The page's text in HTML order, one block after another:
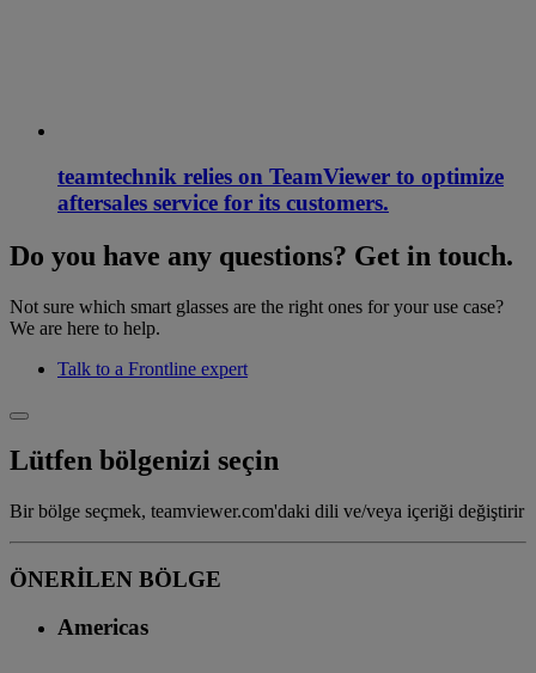
teamtechnik relies on TeamViewer to optimize
aftersales service for its customers.
Do you have any questions? Get in touch.
Not sure which smart glasses are the right ones for your use case?
We are here to help.
Talk to a Frontline expert
Lütfen bölgenizi seçin
Bir bölge seçmek, teamviewer.com'daki dili ve/veya içeriği değiştirir
ÖNERİLEN BÖLGE
Americas